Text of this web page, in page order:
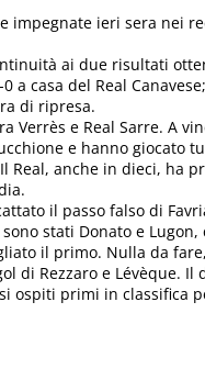
ieri sera nei
ai due risultati
casa del Real
di ripresa.
Verrès e Real Sarre. A
e hanno giocato
Real, anche in dieci, ha
il passo falso di
stati Donato e
il primo. Nulla da
di Rezzaro e Lévèque.
ospiti primi in classifica